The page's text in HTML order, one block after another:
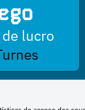
lucro
Reconocimiento-